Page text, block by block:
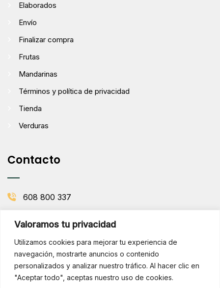
Valoramos tu privacidad
Utilizamos cookies para mejorar tu experiencia de
navegación, mostrarte anuncios o contenido
personalizados y analizar nuestro tráfico. Al hacer clic en
"Aceptar todo", aceptas nuestro uso de cookies.
Elaborados
Envío
Finalizar compra
Frutas
Mandarinas
Términos y política de privacidad
Tienda
Verduras
Contacto
608 800 337
Picanya, Valencia
BOLETÍN DE LA HUERTA